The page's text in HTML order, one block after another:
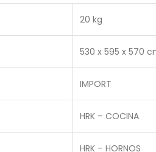
20 kg
530 x 595 x 570
IMPORT
HRK – COCINA
HRK – HORNOS